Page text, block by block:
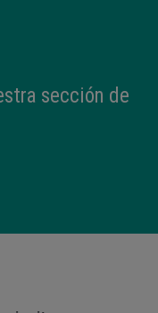
sección de